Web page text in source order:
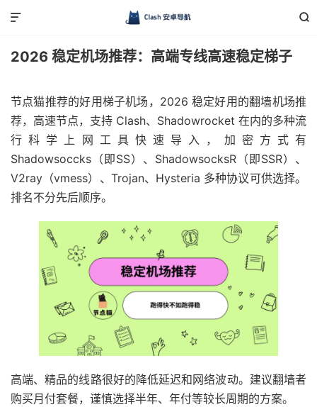


2026 稳定机场推荐：高端专线高速稳定梯子
节点猫推荐的好用梯子机场，2026 稳定好用的翻墙机场推
荐，高速节点，支持 Clash、Shadowrocket 在内的多种流
行科学上网工具快速导入，加密方式有
Shadowsoccks（即SS）、ShadowsocksR（即SSR）、
V2ray（vmess）、Trojan、Hysteria 多种协议可供选择。
排名不分先后顺序。
高端、精品的线路很好的降低延迟和网络波动。建议翻墙者
购买月付套餐，谨慎选择半年、年付等较长周期的方案。